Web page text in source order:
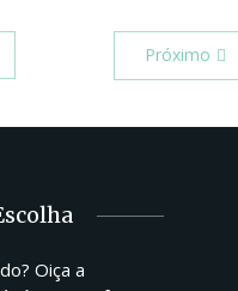
Próximo